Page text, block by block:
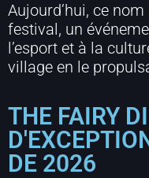
Aujourd’hui, ce
festival, un
l’esport et à la
village en le
THE FAIRY
DE 2026